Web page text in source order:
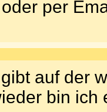
per
auf der
bin ich